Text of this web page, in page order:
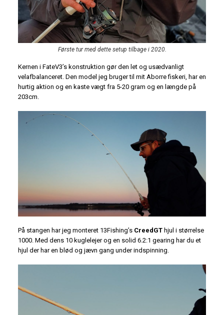
Første tur med dette setup tilbage i 2020.
Kernen i FateV3’s konstruktion gør den let og usædvanligt
velafbalanceret. Den model jeg bruger til mit Aborre fiskeri, har en
hurtig aktion og en kaste vægt fra 5-20 gram og en længde på
203cm.
På stangen har jeg monteret 13Fishing’s CreedGT hjul i størrelse
1000. Med dens 10 kuglelejer og en solid 6.2:1 gearing har du et
hjul der har en blød og jævn gang under indspinning.